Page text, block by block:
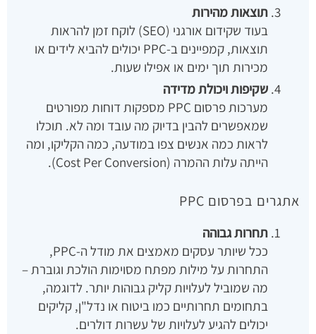
תוצאות מהירות
בעוד שקידום אורגני (SEO) לוקח זמן להראות
תוצאות, קמפיינים ב-PPC יכולים להביא לידים או
מכירות תוך ימים או אפילו שעות.
שקיפות ויכולת מדידה
מערכות פרסום PPC מספקות דוחות מפורטים
שמאפשרים להבין בדיוק מה עובד ומה לא. תוכלו
לראות כמה אנשים צפו במודעה, כמה הקליקו, ומה
הייתה עלות ההמרה (Cost Per Conversion).
אתגרים בפרסום PPC
תחרות גבוהה
ככל שיותר עסקים מאמצים את מודל ה-PPC,
התחרות על מילות מפתח מסוימות הולכת וגוברת –
מה שמוביל לעלויות קליק גבוהות יותר. לדוגמה,
בתחומים תחרותיים כמו ביטוח או נדל"ן, קליקים
יכולים להגיע לעלויות של עשרות דולרים.